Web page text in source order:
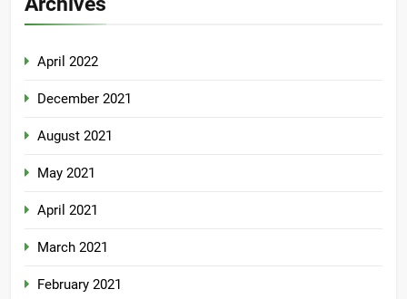
April 2022
December 2021
August 2021
May 2021
April 2021
March 2021
February 2021